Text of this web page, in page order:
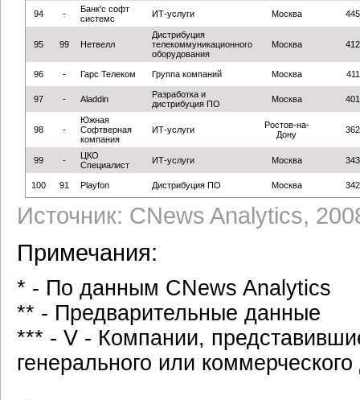
94 -
Банк'c софт
системс
ИТ-услуги Москва
95 99 Нетвелл
Дистрибуция
телекоммуникационного
оборудования
Москва
96 - Гарс Телеком Группа компаний Москва
97 - Aladdin
Разработка и
дистрибуция ПО
Москва
98 -
Южная
Софтверная
компания
ИТ-услуги
Ростов-на-
Дону
99 -
ЦКО
Специалист
ИТ-услуги Москва
100 91 Playfon Дистрибуция ПО Москва
Источник: CNews Analytics,
Примечания:
* - По данным CNews Analytics
** - Предварительные данные
*** - V - Компании,
генерального или